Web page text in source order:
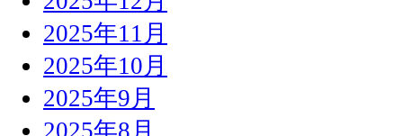
2025年11月
2025年10月
2025年9月